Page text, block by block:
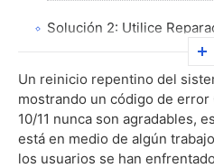
Solución 2: Utilice
Solución 3: Reconstruir
de Arranque (BCD)
Solución 4: Uso De
Solución 5: Formato de la
Un reinicio repentino del
mostrando un código de
10/11 nunca son agradables,
está en medio de algún
los usuarios se han